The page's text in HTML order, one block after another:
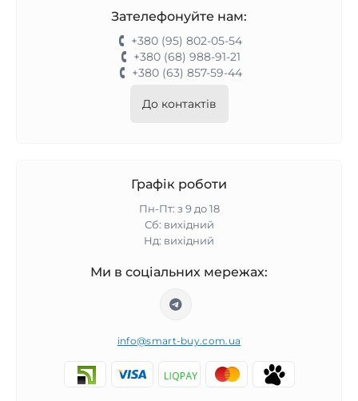
Зателефонуйте нам:
+380 (95) 802-05-54
+380 (68) 988-91-21
+380 (63) 857-59-44
До контактів
Графік роботи
Пн-Пт: з 9 до 18
Сб: вихідний
Нд: вихідний
Ми в соціальних мережах:
info@smart-buy.com.ua